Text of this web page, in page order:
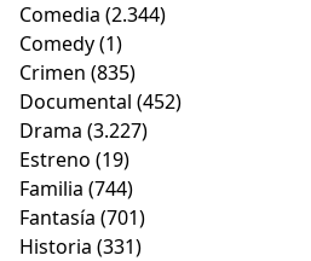
Comedia (2.344)
Comedy(1)
Crimen (835)
Documental (452)
Drama (3.227)
Estreno (19)
Familia (744)
Fantasía (701)
Historia (331)